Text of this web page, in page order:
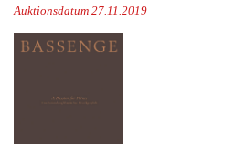
Auktionsdatum 27.11.2019